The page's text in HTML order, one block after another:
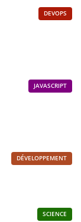
DEVOPS
JAVASCRIPT
DÉVELOPPEMENT
SCIENCE